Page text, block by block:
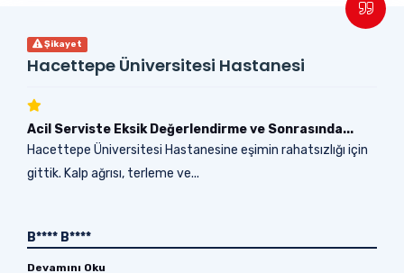
Şikayet
Hacettepe Üniversitesi Hastanesi
Acil Serviste Eksik Değerlendirme ve Sonrasında...
Hacettepe Üniversitesi Hastanesine eşimin rahatsızlığı için
gittik. Kalp ağrısı, terleme ve...
B**** B****
Devamını Oku